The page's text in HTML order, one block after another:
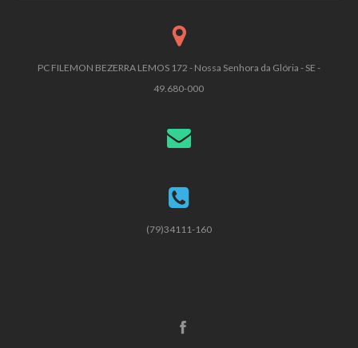
PC FILEMON BEZERRA LEMOS 172 - Nossa Senhora da Glória - SE -
49.680-000
(79)34111-160